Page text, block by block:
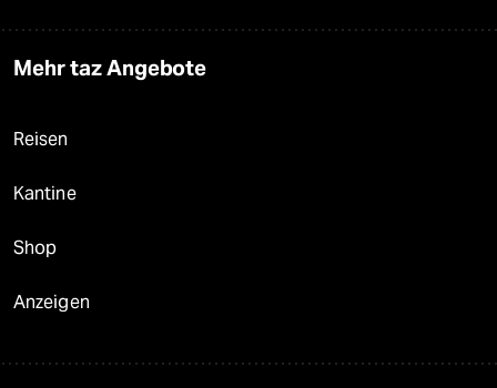
Mehr taz Angebote
Reisen
Kantine
Shop
Anzeigen